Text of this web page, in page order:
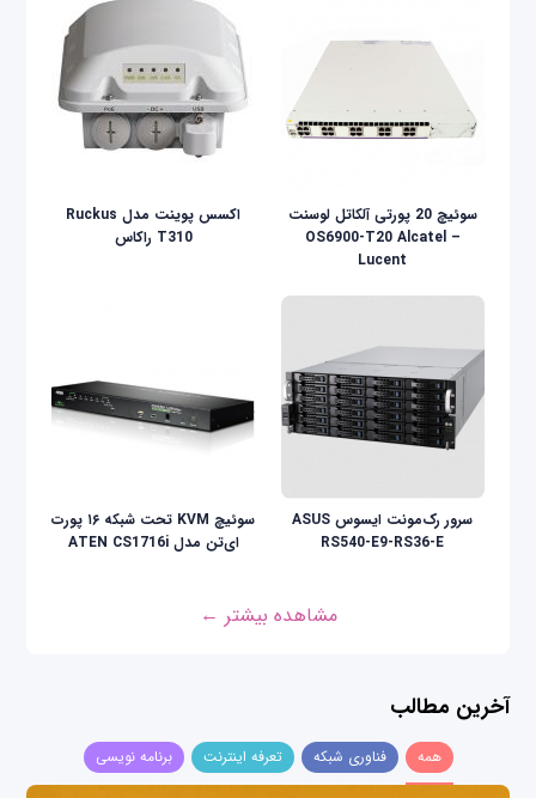
سوئیچ 20 پورتی آلکاتل لوسنت
OS6900-T20 Alcatel –
Lucent
اکسس پوینت مدل Ruckus
T310 راکاس
سرور رک‌مونت ایسوس ASUS
RS540-E9-RS36-E
سوئیچ KVM تحت شبکه ۱۶ پورت
ای‌تن مدل ATEN CS1716i
مشاهده بیشتر ←
آخرین مطالب
همه فناوری شبکه تعرفه اینترنت برنامه نویسی